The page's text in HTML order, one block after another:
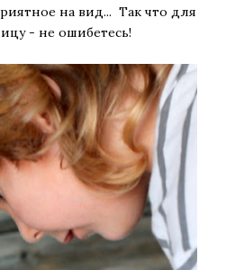
на вид... Так что для
- не ошибетесь!